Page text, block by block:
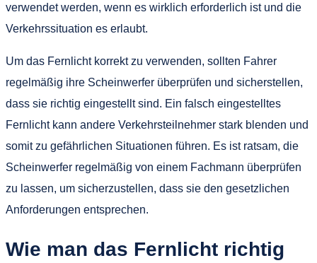
verwendet werden, wenn es wirklich erforderlich ist und die
Verkehrssituation es erlaubt.
Um das Fernlicht korrekt zu verwenden, sollten Fahrer
regelmäßig ihre Scheinwerfer überprüfen und sicherstellen,
dass sie richtig eingestellt sind. Ein falsch eingestelltes
Fernlicht kann andere Verkehrsteilnehmer stark blenden und
somit zu gefährlichen Situationen führen. Es ist ratsam, die
Scheinwerfer regelmäßig von einem Fachmann überprüfen
zu lassen, um sicherzustellen, dass sie den gesetzlichen
Anforderungen entsprechen.
Wie man das Fernlicht richtig